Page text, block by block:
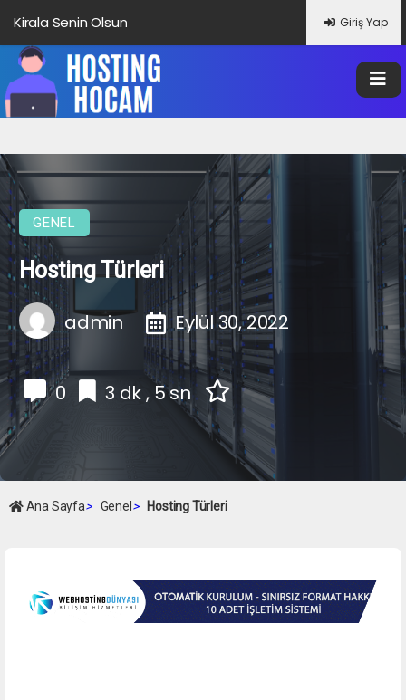
Kirala Senin Olsun Giriş Yap
GENEL
Hosting Türleri
admin Eylül 30, 2022
0 3 dk , 5 sn
Ana Sayfa> Genel > Hosting Türleri